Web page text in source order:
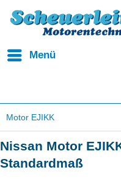
Menü
Motor EJIKK
Nissan Motor
Standardmaß